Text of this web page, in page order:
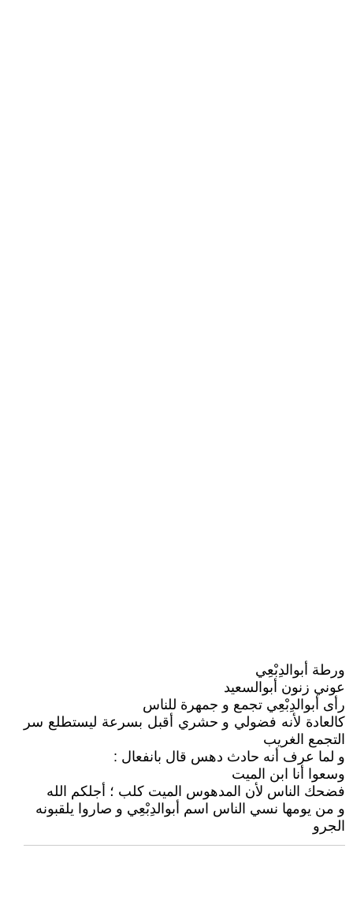
ورطة أبوالدِبْعِي
عوني زنون أبوالسعيد
رأى أبوالدِبْعِي تجمع و جمهرة للناس
كالعادة لأنه فضولي و حشري أقبل بسرعة ليستطلع سر
التجمع الغريب
و لما عرف أنه حادث دهس قال بانفعال :
وسعوا أنا ابن الميت
فضحك الناس لأن المدهوس الميت كلب ؛ أجلكم الله
و من يومها نسي الناس اسم أبوالدِبْعِي و صاروا يلقبونه
الجرو